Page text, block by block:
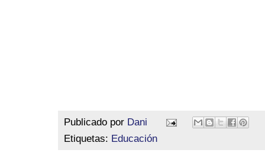
Publicado por Dani
Etiquetas: Educación